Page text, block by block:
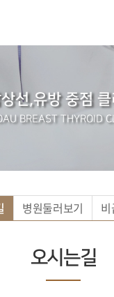
선,유방 중점
BREAST THYROID
병원둘러보기
오시는길